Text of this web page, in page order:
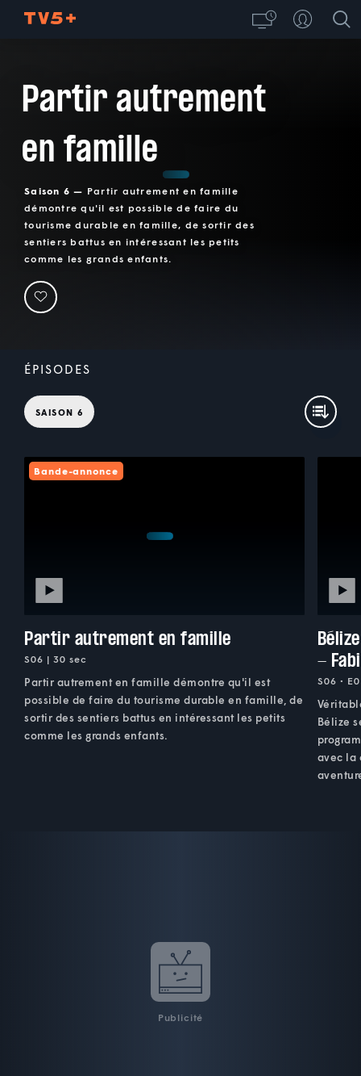
Partir autrement
en famille
Saison 6 — Partir autrement en famille
démontre qu'il est possible de faire du
tourisme durable en famille, de sortir des
sentiers battus en intéressant les petits
comme les grands enfants.
ÉPISODES
SAISON 6
Bande-annonce
Partir autrement en famille
S06 | 30 sec
Partir autrement en famille démontre qu'il est
possible de faire du tourisme durable en famille, de
sortir des sentiers battus en intéressant les petits
comme les grands enfants.
-
S06 •
Bélize
avec la
Publicité